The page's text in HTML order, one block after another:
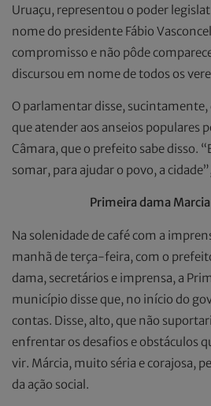
Uruaçu, representou o poder
nome do presidente Fábio
compromisso e não pôde
discursou em nome de todos os
O parlamentar disse,
que atender aos anseios populares
Câmara, que o prefeito sabe disso.
somar, para ajudar o povo, a
Primeira dama
Na solenidade de café com a
manhã de terça-feira, com o
dama, secretários e imprensa, a
município disse que, no início do
contas. Disse, alto, que não
enfrentar os desafios e obstáculos
vir. Márcia, muito séria e corajosa,
da ação social.